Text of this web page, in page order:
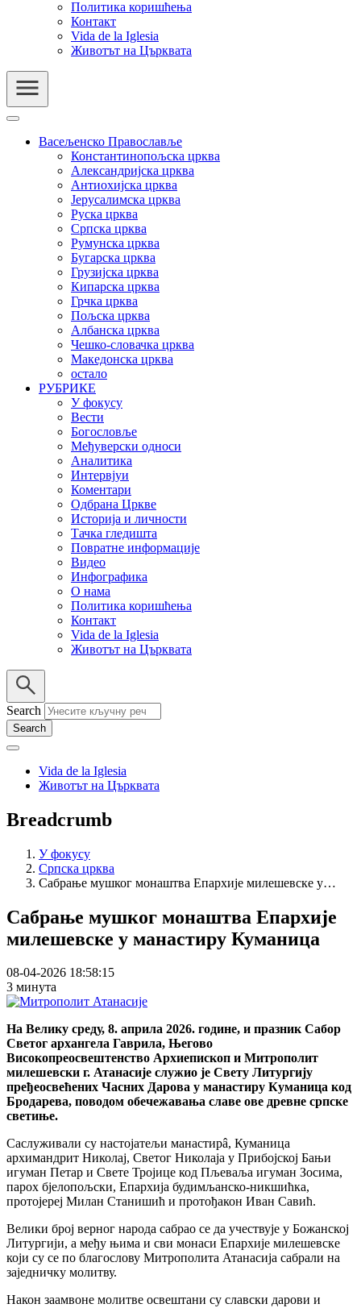
Политика коришћења
Контакт
Vida de la Iglesia
Животът на Църквата
Васељенско Православље
Константинопољска црква
Александријска црква
Антиохијска црква
Јерусалимска црква
Руска црква
Српска црква
Румунска црква
Бугарска црква
Грузијска црква
Кипарска црква
Грчка црква
Пољска црква
Албанска црква
Чешко-словачка црква
Македонска црква
остало
РУБРИКЕ
У фокусу
Вести
Богословље
Међуверски односи
Аналитика
Интервјуи
Коментари
Одбрана Цркве
Историја и личности
Тачка гледишта
Повратне информације
Видео
Инфографика
О нама
Политика коришћења
Контакт
Vida de la Iglesia
Животът на Църквата
Search
Vida de la Iglesia
Животът на Църквата
Breadcrumb
У фокусу
Српска црква
Сабрање мушког монаштва Епархије милешевске у…
Сабрање мушког монаштва Епархије
милешевске у манастиру Куманица
08-04-2026 18:58:15
3 минута
На Велику среду, 8. априла 2026. године, и празник Сабор
Светог архангела Гаврила, Његово
Високопреосвештенство Архиепископ и Митрополит
милешевски г. Атанасије служио је Свету Литургију
пређеосвећених Часних Дарова у манастиру Куманица код
Бродарева, поводом обечежавања славе ове древне српске
светиње.
Саслуживали су настојатељи манастирâ, Куманица
архимандрит Николај, Светог Николаја у Прибојској Бањи
игуман Петар и Свете Тројице код Пљеваља игуман Зосима,
парох бјелопољски, Епархија будимљанско-никшићка,
протојереј Милан Станишић и протођакон Иван Савић.
Велики број верног народа сабрао се да учествује у Божанској
Литургији, а међу њима и сви монаси Епархије милешевске
који су се по благослову Митрополита Атанасија сабрали на
заједничку молитву.
Након заамвоне молитве освештани су славски дарови и